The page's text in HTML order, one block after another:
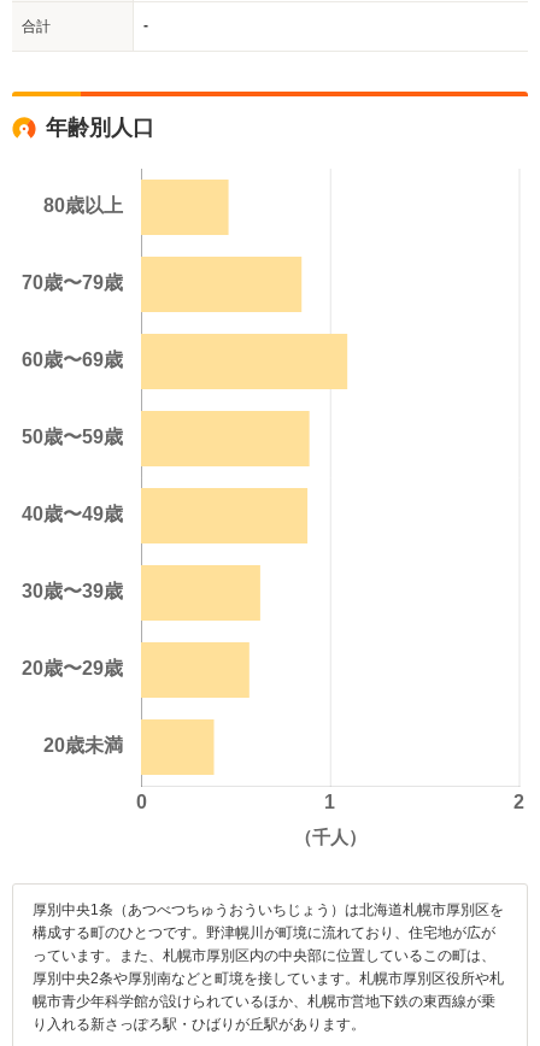
合計 -
年齢別人口
厚別中央1条（あつべつちゅうおういちじょう）は北海道札幌市厚別区を
構成する町のひとつです。野津幌川が町境に流れており、住宅地が広が
っています。また、札幌市厚別区内の中央部に位置しているこの町は、
厚別中央2条や厚別南などと町境を接しています。札幌市厚別区役所や札
幌市青少年科学館が設けられているほか、札幌市営地下鉄の東西線が乗
り入れる新さっぽろ駅・ひばりが丘駅があります。